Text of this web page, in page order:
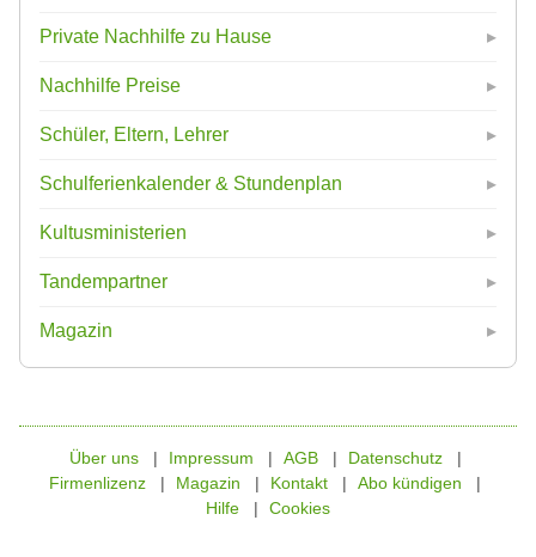
Private Nachhilfe zu Hause
Nachhilfe Preise
Schüler, Eltern, Lehrer
Schulferienkalender & Stundenplan
Kultusministerien
Tandempartner
Magazin
Über uns Impressum AGB
Datenschutz
Firmenlizenz
Magazin Kontakt
Abo kündigen
Hilfe
Cookies